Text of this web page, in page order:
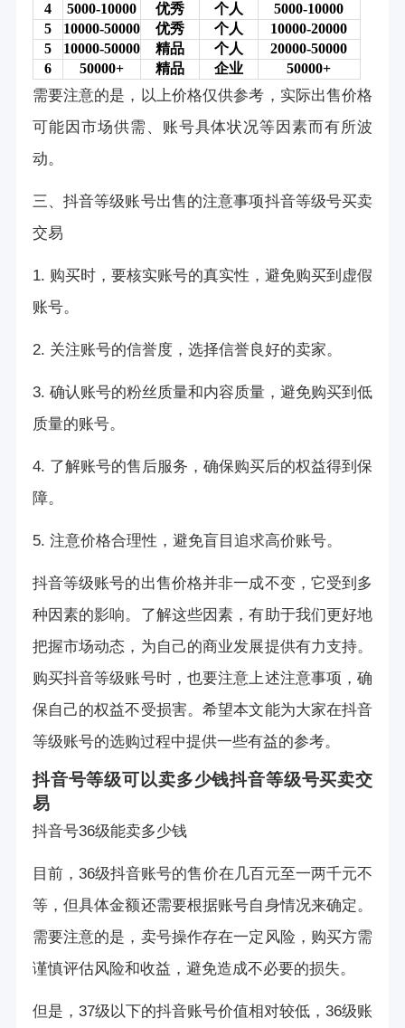
4
5000-10000 优秀 个人
5000-10000
5
10000-50000 优秀 个人
10000-20000
5
10000-50000 精品 个人
20000-50000
6
50000+ 精品 企业 50000+
需要注意的是，以上价格仅供参考，实际出售价格
可能因市场供需、账号具体状况等因素而有所波
动。
三、抖音等级账号出售的注意事项抖音等级号买卖
交易
1. 购买时，要核实账号的真实性，避免购买到虚假
账号。
2. 关注账号的信誉度，选择信誉良好的卖家。
3. 确认账号的粉丝质量和内容质量，避免购买到低
质量的账号。
4. 了解账号的售后服务，确保购买后的权益得到保
障。
5. 注意价格合理性，避免盲目追求高价账号。
抖音等级账号的出售价格并非一成不变，它受到多
种因素的影响。了解这些因素，有助于我们更好地
把握市场动态，为自己的商业发展提供有力支持。
购买抖音等级账号时，也要注意上述注意事项，确
保自己的权益不受损害。希望本文能为大家在抖音
等级账号的选购过程中提供一些有益的参考。
抖音号等级可以卖多少钱抖音等级号买卖交
易
抖音号36级能卖多少钱
目前，36级抖音账号的售价在几百元至一两千元不
等，但具体金额还需要根据账号自身情况来确定。
需要注意的是，卖号操作存在一定风险，购买方需
谨慎评估风险和收益，避免造成不必要的损失。
但是，37级以下的抖音账号价值相对较低，36级账